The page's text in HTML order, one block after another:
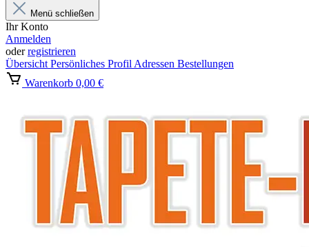
Menü schließen
Ihr Konto
Anmelden
oderregistrieren
Übersicht Persönliches Profil Adressen Bestellungen
Warenkorb 0,00 €